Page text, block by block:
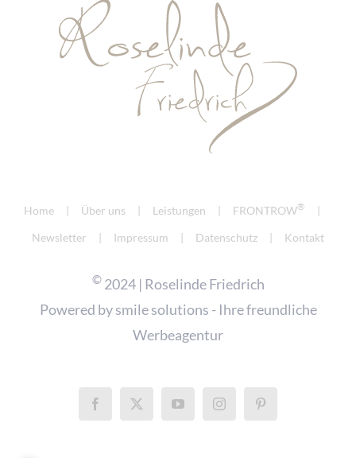
Home Über uns Leistungen FRONTROW®
Newsletter Impressum Datenschutz Kontakt
©2024 | Roselinde Friedrich
Powered bysmile solutions - Ihre freundliche
Werbeagentur